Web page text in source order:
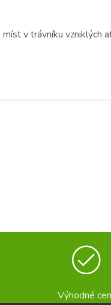
v trávníku vzniklých
Výhodné